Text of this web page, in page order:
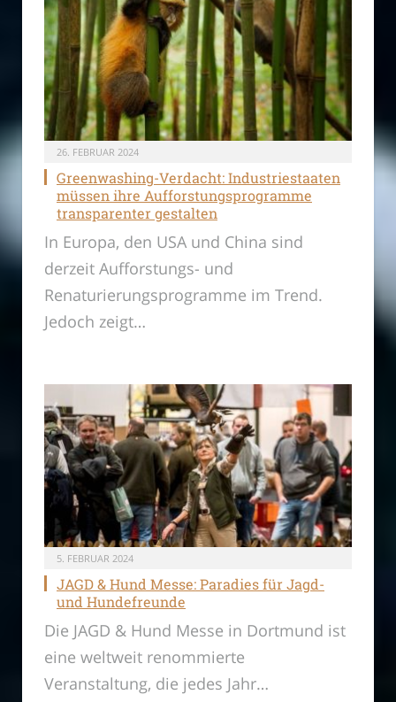
26. FEBRUAR 2024
Greenwashing-Verdacht: Industriestaaten
müssen ihre Aufforstungsprogramme
transparenter gestalten
In Europa, den USA und China sind
derzeit Aufforstungs- und
Renaturierungsprogramme im Trend.
Jedoch zeigt…
5. FEBRUAR 2024
JAGD & Hund Messe: Paradies für Jagd-
und Hundefreunde
Die JAGD & Hund Messe in Dortmund ist
eine weltweit renommierte
Veranstaltung, die jedes Jahr…